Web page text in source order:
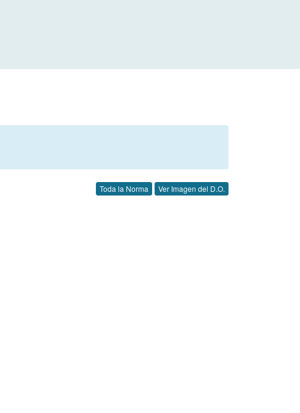
Toda la Norma Ver Imagen del D.O.